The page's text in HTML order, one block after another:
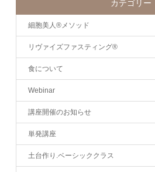
カテゴリー
細胞美人®メソッド
リヴァイズファスティング®
食について
Webinar
講座開催のお知らせ
単発講座
土台作り.ベーシッククラス